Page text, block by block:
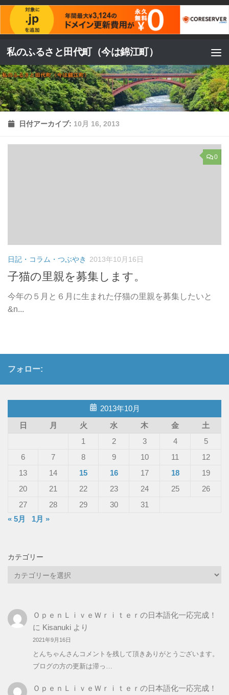
コンテンツへスキップ
私のふるさと田代町（今は錦江町）
日付アーカイブ: 10月 16, 2013
0
日記・コラム・つぶやき 2013年10月16日
子猫の里親を募集します。
今年の５月と６月に生まれた仔猫の里親を募集したいと
&n...
フォロー:
2013年10月
日
月 火 水 木 金
土
1
2 3 4
5
6
7 8 9 10 11
12
13
14 15 16 17 18
19
20
21 22 23 24 25
26
27
28 29 30
31
« 5月
1月 »
カテゴリー
リ
ー
ＯｐｅｎＬｉｖｅＷｒｉｔｅｒの日本語化一応完成！
に Kisanukiより
2021年9月16日
とんちゃんさんコメントを残して頂きありがとうございます。
ブログの方の更新は滞っ…
ＯｐｅｎＬｉｖｅＷｒｉｔｅｒの日本語化一応完成！